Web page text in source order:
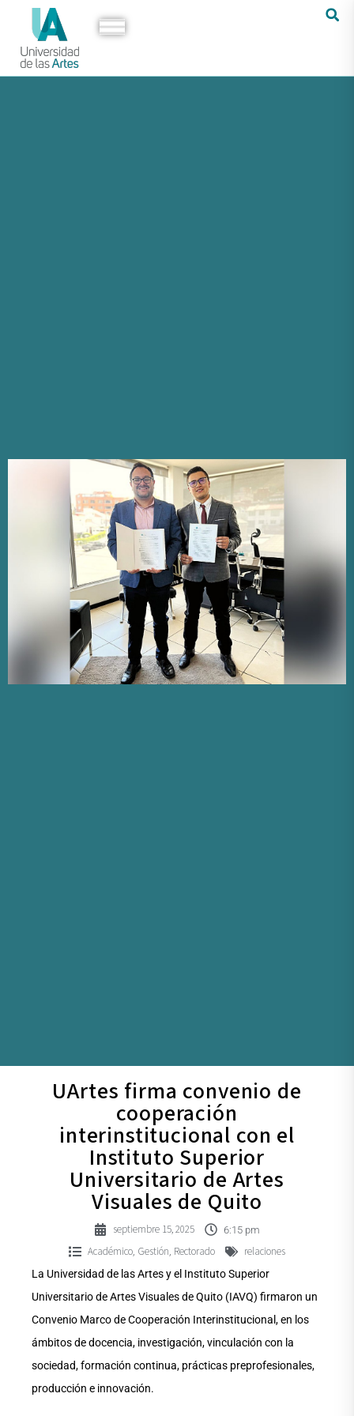
UArtes firma convenio de
cooperación
interinstitucional con el
Instituto Superior
Universitario de Artes
Visuales de Quito
septiembre 15, 2025 6:15 pm
Académico Gestión Rectorado relaciones
La Universidad de las Artes y el Instituto Superior
Universitario de Artes Visuales de Quito (IAVQ) firmaron un
Convenio Marco de Cooperación Interinstitucional, en los
ámbitos de docencia, investigación, vinculación con la
sociedad, formación continua, prácticas preprofesionales,
producción e innovación.